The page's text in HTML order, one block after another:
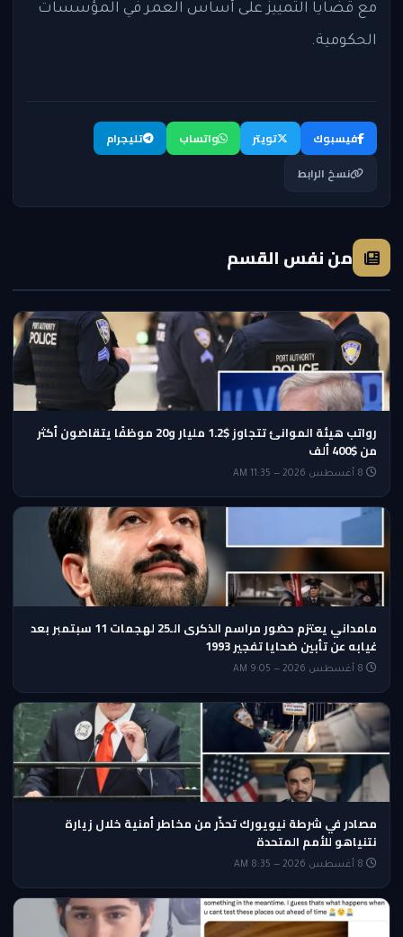
مع قضايا التمييز على أساس العمر في المؤسسات
الحكومية.
فيسبوك تويتر واتساب
تليجرام
نسخ الرابط
من نفس القسم
رواتب هيئة الموانئ تتجاوز $1.2 مليار و20 موظفًا يتقاضون أكثر
من $400 ألف
مامداني يعتزم حضور مراسم الذكرى الـ25 لهجمات 11 سبتمبر بعد
غيابه عن تأبين ضحايا تفجير 1993
مصادر في شرطة نيويورك تحذّر من مخاطر أمنية خلال زيارة
نتنياهو للأمم المتحدة